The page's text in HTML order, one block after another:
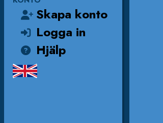
Skapa konto
Logga in
Hjälp